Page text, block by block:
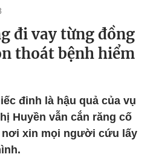
đi vay từng đồng
thoát bệnh hiểm
đinh là hậu quả của vụ
Huyền vẫn cắn răng cố
nơi xin mọi người cứu lấy